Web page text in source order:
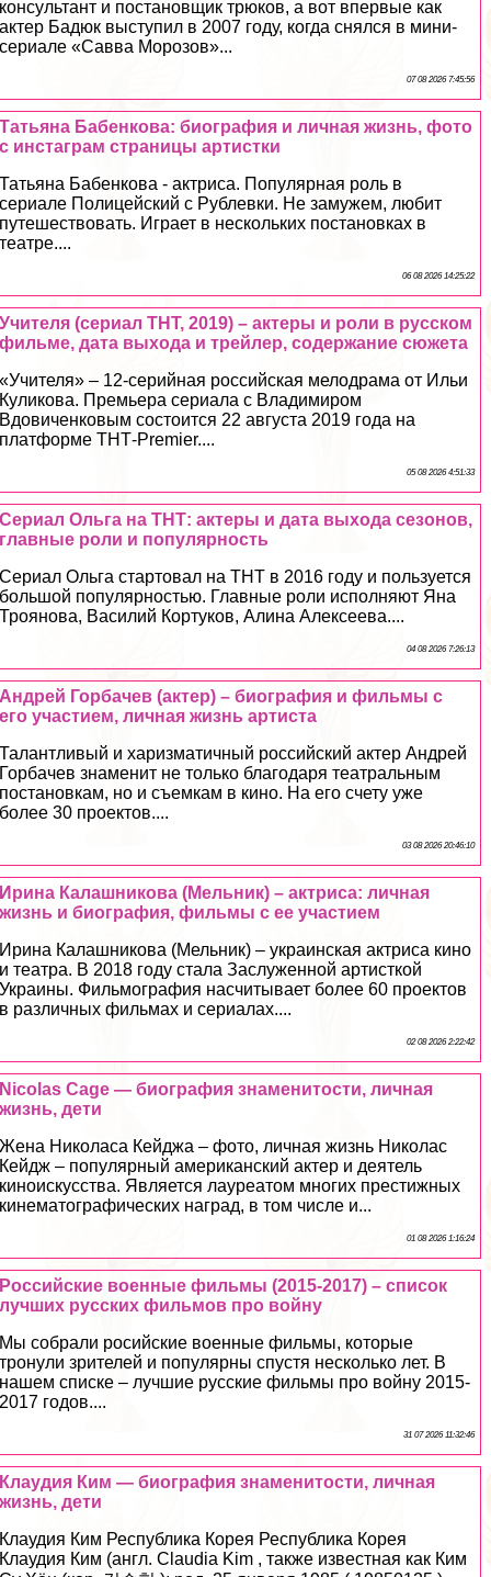
консультант и постановщик трюков, а вот впервые как
актер Бадюк выступил в 2007 году, когда снялся в мини-
сериале «Савва Морозов»...
07 08 2026 7:45:56
Татьяна Бабенкова: биография и личная жизнь, фото
с инстаграм страницы артистки
Татьяна Бабенкова - актриса. Популярная роль в
сериале Полицейский с Рублевки. Не замужем, любит
путешествовать. Играет в нескольких постановках в
театре....
06 08 2026 14:25:22
Учителя (сериал ТНТ, 2019) – актеры и роли в русском
фильме, дата выхода и трейлер, содержание сюжета
«Учителя» – 12-серийная российская мелодрама от Ильи
Куликова. Премьера сериала с Владимиром
Вдовиченковым состоится 22 августа 2019 года на
платформе ТНТ-Premier....
05 08 2026 4:51:33
Сериал Ольга на ТНТ: актеры и дата выхода сезонов,
главные роли и популярность
Сериал Ольга стартовал на ТНТ в 2016 году и пользуется
большой популярностью. Главные роли исполняют Яна
Троянова, Василий Кортуков, Алина Алексеева....
04 08 2026 7:26:13
Андрей Горбачев (актер) – биография и фильмы с
его участием, личная жизнь артиста
Талантливый и харизматичный российский актер Андрей
Горбачев знаменит не только благодаря театральным
постановкам, но и съемкам в кино. На его счету уже
более 30 проектов....
03 08 2026 20:46:10
Ирина Калашникова (Мельник) – актриса: личная
жизнь и биография, фильмы с ее участием
Ирина Калашникова (Мельник) – украинская актриса кино
и театра. В 2018 году стала Заслуженной артисткой
Украины. Фильмография насчитывает более 60 проектов
в различных фильмах и сериалах....
02 08 2026 2:22:42
Nicolas Cage — биография знаменитости, личная
жизнь, дети
Жена Николаса Кейджа – фото, личная жизнь Николас
Кейдж – популярный американский актер и деятель
киноискусства. Является лауреатом многих престижных
кинематографических наград, в том числе и...
01 08 2026 1:16:24
Российские военные фильмы (2015-2017) – список
лучших русских фильмов про войну
Мы собрали росийские военные фильмы, которые
тронули зрителей и популярны спустя несколько лет. В
нашем списке – лучшие русские фильмы про войну 2015-
2017 годов....
31 07 2026 11:32:46
Клаудия Ким — биография знаменитости, личная
жизнь, дети
Клаудия Ким Республика Корея Республика Корея
Клаудия Ким (англ. Claudia Kim , также известная как Ким